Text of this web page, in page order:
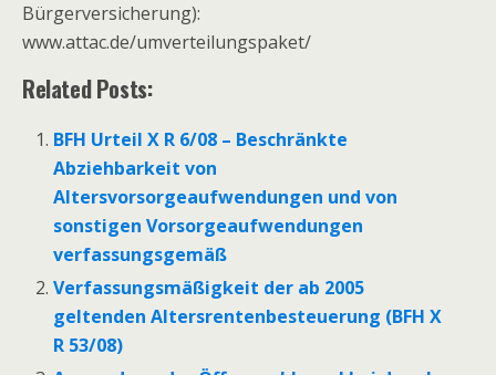
Bürgerversicherung):
www.attac.de/umverteilungspaket/
Related Posts:
BFH Urteil X R 6/08 – Beschränkte
Abziehbarkeit von
Altersvorsorgeaufwendungen und von
sonstigen Vorsorgeaufwendungen
verfassungsgemäß
Verfassungsmäßigkeit der ab 2005
geltenden Altersrentenbesteuerung (BFH X
R 53/08)